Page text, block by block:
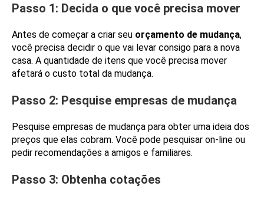
Passo 1: Decida o que você precisa mover
Antes de começar a criar seu orçamento de mudança,
você precisa decidir o que vai levar consigo para a nova
casa. A quantidade de itens que você precisa mover
afetará o custo total da mudança.
Passo 2: Pesquise empresas de mudança
Pesquise empresas de mudança para obter uma ideia dos
preços que elas cobram. Você pode pesquisar on-line ou
pedir recomendações a amigos e familiares.
Passo 3: Obtenha cotações